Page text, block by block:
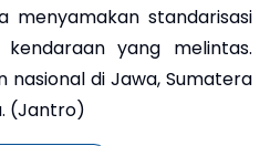
menyamakan standarisasi
yang melintas.
nasional di Jawa, Sumatera
(Jantro)